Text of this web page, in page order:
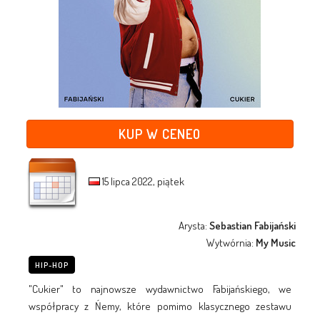
KUP W CENEO
15 lipca 2022, piątek
Arysta:Sebastian Fabijański
Wytwórnia: My Music
HIP-HOP
"Cukier" to najnowsze wydawnictwo Fabijańskiego, we
współpracy z Ńemy, które pomimo klasycznego zestawu